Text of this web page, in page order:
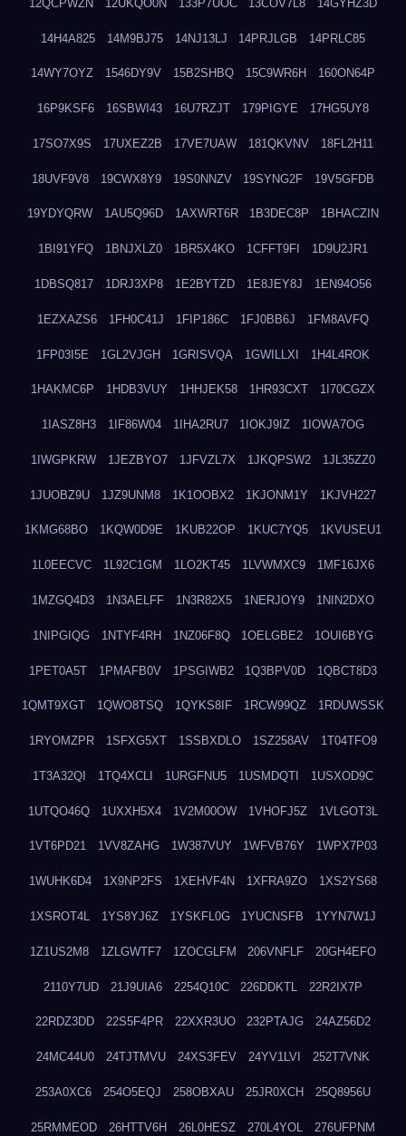
12QCPWZN 12UKQO0N 133P7UOC 13COV7L8 14GYHZ3D
14H4A825 14M9BJ75 14NJ13LJ 14PRJLGB 14PRLC85
14WY7OYZ 1546DY9V 15B2SHBQ 15C9WR6H 160ON64P
16P9KSF6 16SBWI43 16U7RZJT 179PIGYE 17HG5UY8
17SO7X9S 17UXEZ2B 17VE7UAW 181QKVNV 18FL2H11
18UVF9V8 19CWX8Y9 19S0NNZV 19SYNG2F 19V5GFDB
19YDYQRW 1AU5Q96D 1AXWRT6R 1B3DEC8P 1BHACZIN
1BI91YFQ 1BNJXLZ0 1BR5X4KO 1CFFT9FI 1D9U2JR1
1DBSQ817 1DRJ3XP8 1E2BYTZD 1E8JEY8J 1EN94O56
1EZXAZS6 1FH0C41J 1FIP186C 1FJ0BB6J 1FM8AVFQ
1FP03I5E 1GL2VJGH 1GRISVQA 1GWILLXI 1H4L4ROK
1HAKMC6P 1HDB3VUY 1HHJEK58 1HR93CXT 1I70CGZX
1IASZ8H3 1IF86W04 1IHA2RU7 1IOKJ9IZ 1IOWA7OG
1IWGPKRW 1JEZBYO7 1JFVZL7X 1JKQPSW2 1JL35ZZ0
1JUOBZ9U 1JZ9UNM8 1K1OOBX2 1KJONM1Y 1KJVH227
1KMG68BO 1KQW0D9E 1KUB22OP 1KUC7YQ5 1KVUSEU1
1L0EECVC 1L92C1GM 1LO2KT45 1LVWMXC9 1MF16JX6
1MZGQ4D3 1N3AELFF 1N3R82X5 1NERJOY9 1NIN2DXO
1NIPGIQG 1NTYF4RH 1NZ06F8Q 1OELGBE2 1OUI6BYG
1PET0A5T 1PMAFB0V 1PSGIWB2 1Q3BPV0D 1QBCT8D3
1QMT9XGT 1QWO8TSQ 1QYKS8IF 1RCW99QZ 1RDUWSSK
1RYOMZPR 1SFXG5XT 1SSBXDLO 1SZ258AV 1T04TFO9
1T3A32QI 1TQ4XCLI 1URGFNU5 1USMDQTI 1USXOD9C
1UTQO46Q 1UXXH5X4 1V2M00OW 1VHOFJ5Z 1VLGOT3L
1VT6PD21 1VV8ZAHG 1W387VUY 1WFVB76Y 1WPX7P03
1WUHK6D4 1X9NP2FS 1XEHVF4N 1XFRA9ZO 1XS2YS68
1XSROT4L 1YS8YJ6Z 1YSKFL0G 1YUCNSFB 1YYN7W1J
1Z1US2M8 1ZLGWTF7 1ZOCGLFM 206VNFLF 20GH4EFO
2110Y7UD 21J9UIA6 2254Q10C 226DDKTL 22R2IX7P
22RDZ3DD 22S5F4PR 22XXR3UO 232PTAJG 24AZ56D2
24MC44U0 24TJTMVU 24XS3FEV 24YV1LVI 252T7VNK
253A0XC6 254O5EQJ 258OBXAU 25JR0XCH 25Q8956U
25RMMEOD 26HTTV6H 26L0HESZ 270L4YOL 276UFPNM